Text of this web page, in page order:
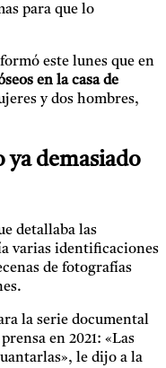
para que lo
este lunes que en
en la casa de
y dos hombres,
ya demasiado
detallaba las
varias identificaciones
de fotografías
la serie documental
en 2021: «Las
le dijo a la